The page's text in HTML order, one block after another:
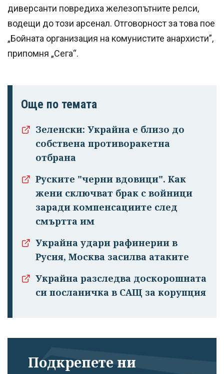
диверсанти повредиха железопътните релси,
водещи до този арсенал. Отговорност за това пое
„Бойната организация на комунистите анархисти”,
припомня „Сега“.
Още по темата
Зеленски: Украйна е близо до
собствена противоракетна
отбрана
Руските "черни вдовици". Как
жени сключват брак с войници
заради компенсациите след
смъртта им
Украйна удари рафинерии в
Русия, Москва засилва атаките
Украйна разследва доскорошната
си посланичка в САЩ за корупция
Подкрепете ни